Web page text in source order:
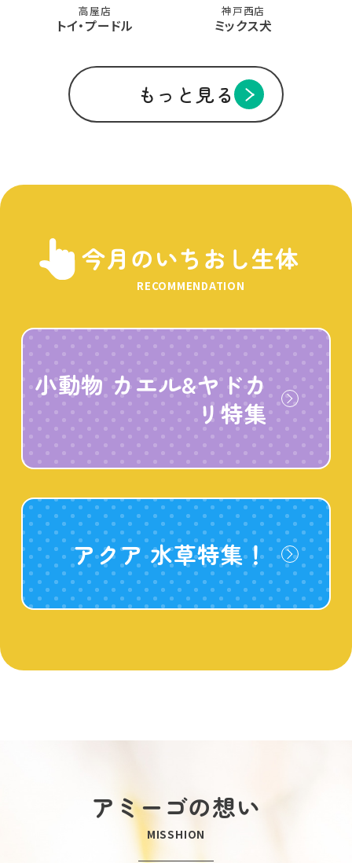
高屋店
トイ・プードル
神戸西店
ミックス犬
もっと見る
今月のいちおし生体
RECOMMENDATION
小動物 カエル&ヤドカ
リ特集
アクア 水草特集！
アミーゴの想い
MISSHION